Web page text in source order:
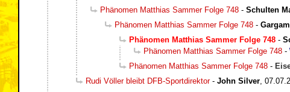
Phänomen Matthias Sammer Folge 748 - Schulten
Phänomen Matthias Sammer Folge 748 -
Phänomen Matthias Sammer Folge 748 -
Phänomen Matthias Sammer Folge 748 -
Phänomen Matthias Sammer Folge 748 -
Rudi Völler bleibt DFB-Sportdirektor- John Silver